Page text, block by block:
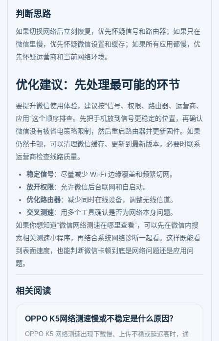
判断思路
如果切换网络后立刻恢复，优先怀疑信号和路由器；如果只在
微信里慢，优先怀疑微信设置和缓存；如果所有应用都慢，优
先怀疑运营商和当前网络环境。
优化建议：先处理最可能的环节
要提升微信使用体验，建议按“信号、权限、路由器、运营商、
应用”这个顺序排查。先把手机放到信号更稳定的位置，再确认
微信没有被省电策略限制，然后重启路由器并更新固件。如果
仍然卡顿，可以清理微信缓存、更新到最新版本，必要时联系
运营商检查线路质量。
稳定信号：尽量减少 Wi-Fi 边缘覆盖和频繁切网。
放开权限：允许微信后台联网和自启动。
优化路由器：减少同时在线设备，调整无线信道。
交叉测速：用多个工具确认是否为网络本身问题。
如果你想知道“微信网络测速在哪里查看”，可以先在微信内搜
索相关测速小程序，再结合系统网络诊断一起看。这样既能看
到表面速度，也能判断微信卡顿到底是网络问题还是应用问
题。
相关阅读
OPPO K5网络测速慢或不稳定是什么原因？
OPPO K5 网络测速出现下载慢、上传不稳或延迟高时，通